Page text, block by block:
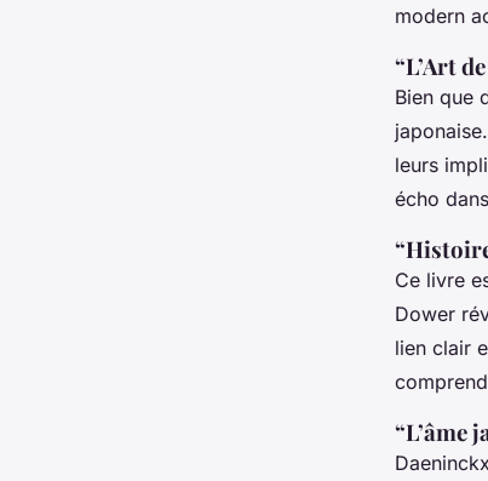
modern
“L’Art
Bien que
leurs
écho
Ce livre
Dower
lien clair
“L’âme